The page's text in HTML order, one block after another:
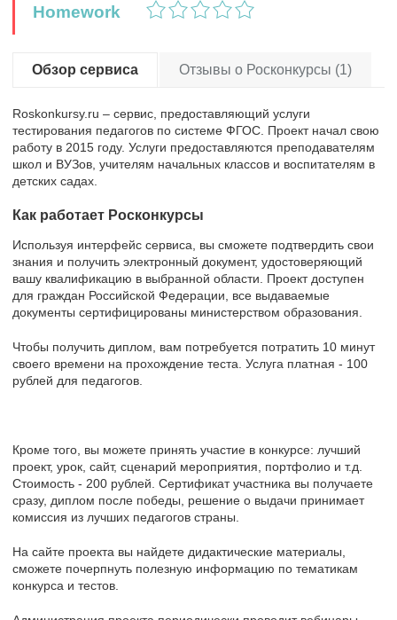
Homework
Обзор сервиса Отзывы о Росконкурсы (1)
Roskonkursy.ru – сервис, предоставляющий услуги
тестирования педагогов по системе ФГОС. Проект начал свою
работу в 2015 году. Услуги предоставляются преподавателям
школ и ВУЗов, учителям начальных классов и воспитателям в
детских садах.
Как работает Росконкурсы
Используя интерфейс сервиса, вы сможете подтвердить свои
знания и получить электронный документ, удостоверяющий
вашу квалификацию в выбранной области. Проект доступен
для граждан Российской Федерации, все выдаваемые
документы сертифицированы министерством образования.
Чтобы получить диплом, вам потребуется потратить 10 минут
своего времени на прохождение теста. Услуга платная - 100
рублей для педагогов.
Кроме того, вы можете принять участие в конкурсе: лучший
проект, урок, сайт, сценарий мероприятия, портфолио и т.д.
Стоимость - 200 рублей. Сертификат участника вы получаете
сразу, диплом после победы, решение о выдачи принимает
комиссия из лучших педагогов страны.
На сайте проекта вы найдете дидактические материалы,
сможете почерпнуть полезную информацию по тематикам
конкурса и тестов.